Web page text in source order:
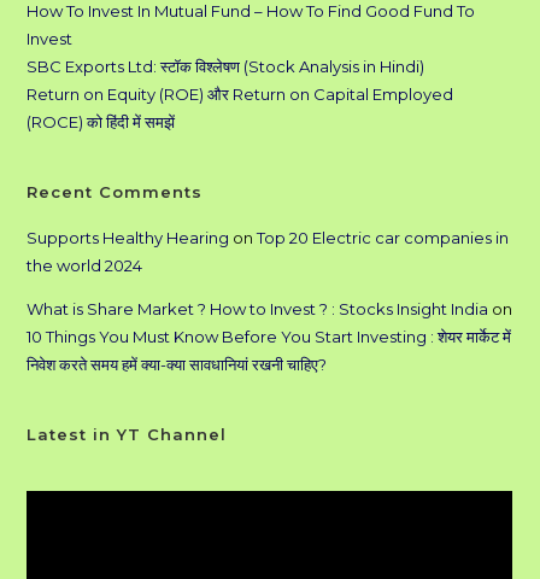
How To Invest In Mutual Fund – How To Find Good Fund To
Invest
SBC Exports Ltd: स्टॉक विश्लेषण (Stock Analysis in Hindi)
Return on Equity (ROE) और Return on Capital Employed
(ROCE) को हिंदी में समझें
Recent Comments
Supports Healthy Hearing onTop 20 Electric car companies in
the world 2024
What is Share Market ? How to Invest ? : Stocks Insight India on
10 Things You Must Know Before You Start Investing : शेयर मार्केट में
निवेश करते समय हमें क्या-क्या सावधानियां रखनी चाहिए?
Latest in YT Channel